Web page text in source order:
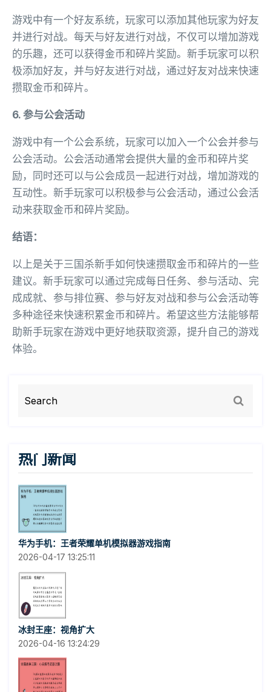
游戏中有一个好友系统，玩家可以添加其他玩家为好友
并进行对战。每天与好友进行对战，不仅可以增加游戏
的乐趣，还可以获得金币和碎片奖励。新手玩家可以积
极添加好友，并与好友进行对战，通过好友对战来快速
攒取金币和碎片。
6. 参与公会活动
游戏中有一个公会系统，玩家可以加入一个公会并参与
公会活动。公会活动通常会提供大量的金币和碎片奖
励，同时还可以与公会成员一起进行对战，增加游戏的
互动性。新手玩家可以积极参与公会活动，通过公会活
动来获取金币和碎片奖励。
结语：
以上是关于三国杀新手如何快速攒取金币和碎片的一些
建议。新手玩家可以通过完成每日任务、参与活动、完
成成就、参与排位赛、参与好友对战和参与公会活动等
多种途径来快速积累金币和碎片。希望这些方法能够帮
助新手玩家在游戏中更好地获取资源，提升自己的游戏
体验。
热门新闻
华为手机：王者荣耀单机模拟器游戏指南
2026-04-17 13:25:11
冰封王座：视角扩大
2026-04-16 13:24:29